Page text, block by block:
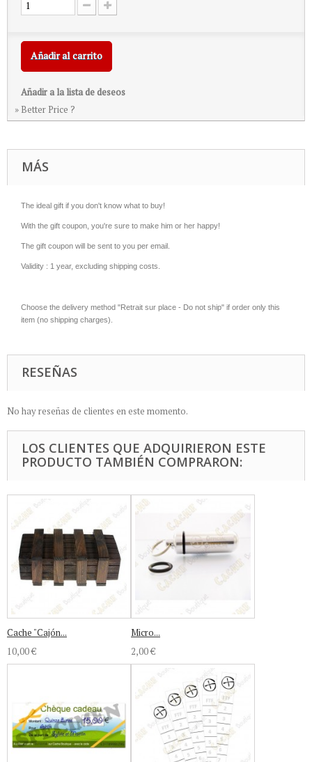
Añadir al carrito
Añadir a la lista de deseos
» Better Price ?
MÁS
The ideal gift if you don't know what to buy!
With the gift coupon, you're sure to make him or her happy!
The gift coupon will be sent to you per email.
Validity : 1 year, excluding shipping costs.
Choose the delivery method "Retrait sur place - Do not ship" if order only this
item (no shipping charges).
RESEÑAS
No hay reseñas de clientes en este momento.
LOS CLIENTES QUE ADQUIRIERON ESTE
PRODUCTO TAMBIÉN COMPRARON:
Cache "Cajón...
10,00 €
Micro...
2,00 €